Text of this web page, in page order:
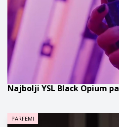
Najbolji YSL Black Opium
PARFEMI